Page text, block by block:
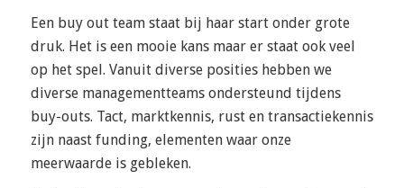
Een buy out team staat bij haar start onder grote
druk. Het is een mooie kans maar er staat ook veel
op het spel. Vanuit diverse posities hebben we
diverse managementteams ondersteund tijdens
buy-outs. Tact, marktkennis, rust en transactiekennis
zijn naast funding, elementen waar onze
meerwaarde is gebleken.